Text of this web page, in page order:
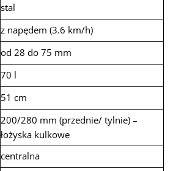
stal
z napędem (3.6 km/h)
od 28 do 75 mm
70 l
51 cm
200/280 mm (przednie/ tylnie) –
łożyska kulkowe
centralna